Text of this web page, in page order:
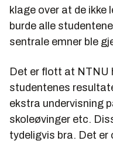
klage over at de ikke
burde alle
sentrale emner ble
Det er flott at
studentenes
ekstra undervisning
skoleøvinger etc.
tydeligvis bra. Det